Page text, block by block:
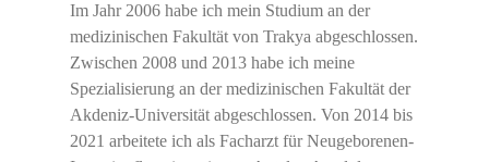
Im Jahr 2006 habe ich mein Studium an der
medizinischen Fakultät von Trakya abgeschlossen.
Zwischen 2008 und 2013 habe ich meine
Spezialisierung an der medizinischen Fakultät der
Akdeniz-Universität abgeschlossen. Von 2014 bis
2021 arbeitete ich als Facharzt für Neugeborenen-